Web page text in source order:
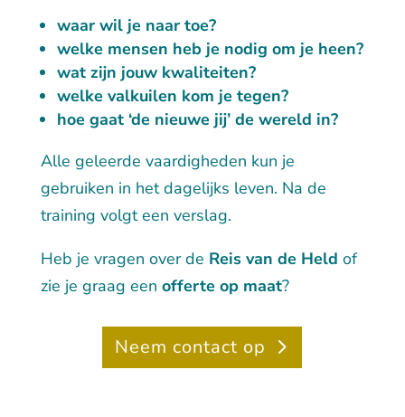
waar wil je naar toe?
welke mensen heb je nodig om je heen?
wat zijn jouw kwaliteiten?
welke valkuilen kom je tegen?
hoe gaat ‘de nieuwe jij’ de wereld in?
Alle geleerde vaardigheden kun je
gebruiken in het dagelijks leven. Na de
training volgt een verslag.
Heb je vragen over de Reis van de Held of
zie je graag een offerte op maat?
Neem contact op